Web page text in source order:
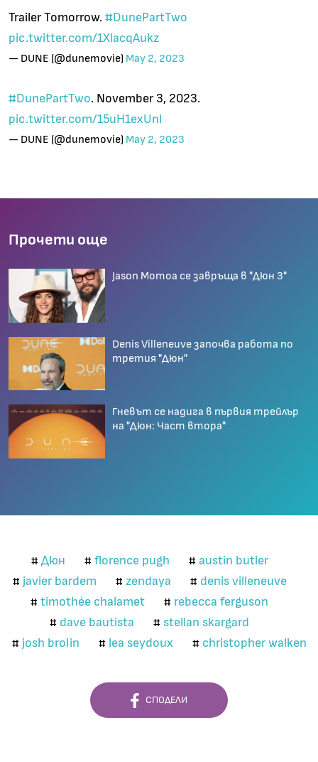
Trailer Tomorrow. #DunePartTwo
pic.twitter.com/1XlacqAukz
— DUNE (@dunemovie) May 2, 2023
#DunePartTwo. November 3, 2023.
pic.twitter.com/15uH1exUnl
— DUNE (@dunemovie) May 2, 2023
Прочети още
Jason Momoa се завръща в "Дюн 3"
Denis Villeneuve започва работа по
третия "Дюн"
Гневът се надига в първия трейлър
на "Дюн: Част втора"
# Дюн # florence pugh # austin butler
# javier bardem # zendaya # denis villeneuve
# timothée chalamet # rebecca ferguson
# dave bautista # stellan skargard
# josh brolin # lea seydoux # christopher walken
СПОДЕЛИ